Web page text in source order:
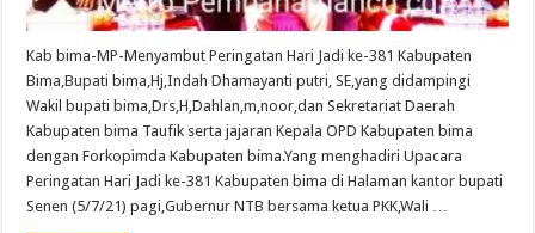
Kab bima-MP-Menyambut Peringatan Hari Jadi ke-381 Kabupaten
Bima,Bupati bima,Hj,Indah Dhamayanti putri, SE,yang didampingi
Wakil bupati bima,Drs,H,Dahlan,m,noor,dan Sekretariat Daerah
Kabupaten bima Taufik serta jajaran Kepala OPD Kabupaten bima
dengan Forkopimda Kabupaten bima.Yang menghadiri Upacara
Peringatan Hari Jadi ke-381 Kabupaten bima di Halaman kantor bupati
Senen (5/7/21) pagi,Gubernur NTB bersama ketua PKK,Wali …